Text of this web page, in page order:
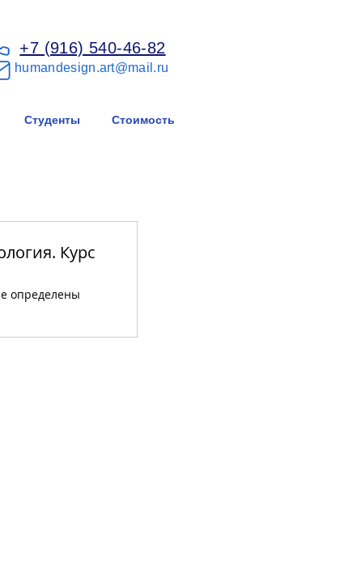
+7 (916) 540-46-82
humandesign.art@mail.ru
Студенты Стоимость
Курс
определены